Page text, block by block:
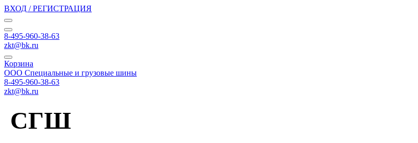
ВХОД / РЕГИСТРАЦИЯ
8-495-960-38-63
zkt@bk.ru
Корзина
ООО Специальные и грузовые шины
8-495-960-38-63
zkt@bk.ru
СГШ